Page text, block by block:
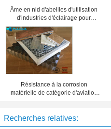
Âme en nid d'abeilles d'utilisation
d'industries d'éclairage pour
différentes grilles de projecteur
d'exposition
Résistance à la corrosion
matérielle de catégorie d'aviation
Recherches relatives: